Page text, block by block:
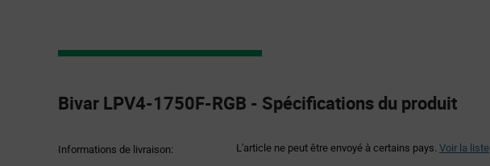
Specification
Section
Bivar LPV4-1750F-RGB - Spécifications du produit
Informations de livraison: L'article ne peut être envoyé à certains pays. Voir la liste